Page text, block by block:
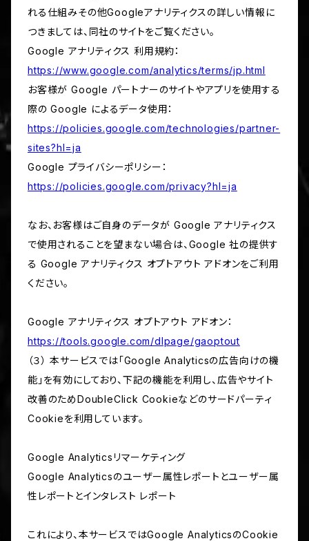
れる仕組みその他Googleアナリティクスの詳しい情報に
つきましては、同社のサイトをご覧ください。
Google アナリティクス 利用規約：
https://www.google.com/analytics/terms/jp.html
お客様が Google パートナーのサイトやアプリを使用する
際の Google によるデータ使用：
https://policies.google.com/technologies/partner-
sites?hl=ja
Google プライバシーポリシー：
https://policies.google.com/privacy?hl=ja
なお、お客様はご自身のデータが Google アナリティクス
で使用されることを望まない場合は、Google 社の提供す
る Google アナリティクス オプトアウト アドオンをご利用
ください。
Google アナリティクス オプトアウト アドオン：
https://tools.google.com/dlpage/gaoptout
（３） 本サービスでは「Google Analyticsの広告向けの機
能」を有効にしており、下記の機能を利用し、広告やサイト
改善のためDoubleClick Cookieなどのサードパーティ
Cookieを利用しています。
Google Analyticsリマーケティング
Google Analyticsのユーザー属性レポートとユーザー属
性レポートとインタレスト レポート
これにより、本サービスではGoogle AnalyticsのCookie